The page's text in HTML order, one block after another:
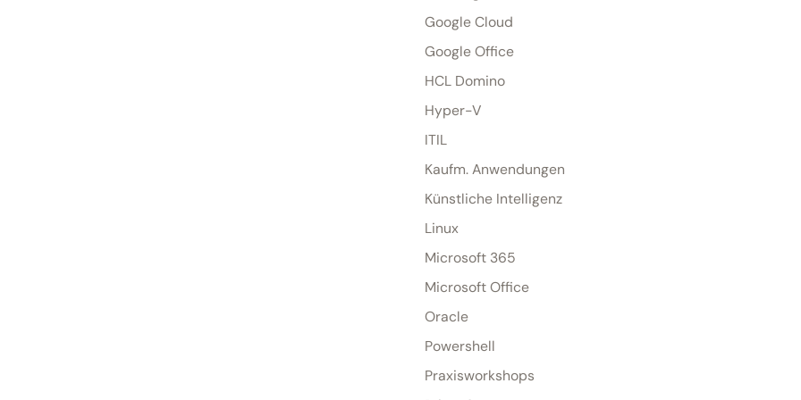
Google Cloud
Google Office
HCL Domino
Hyper-V
ITIL
Kaufm. Anwendungen
Künstliche Intelligenz
Linux
Microsoft 365
Microsoft Office
Oracle
Powershell
Praxisworkshops